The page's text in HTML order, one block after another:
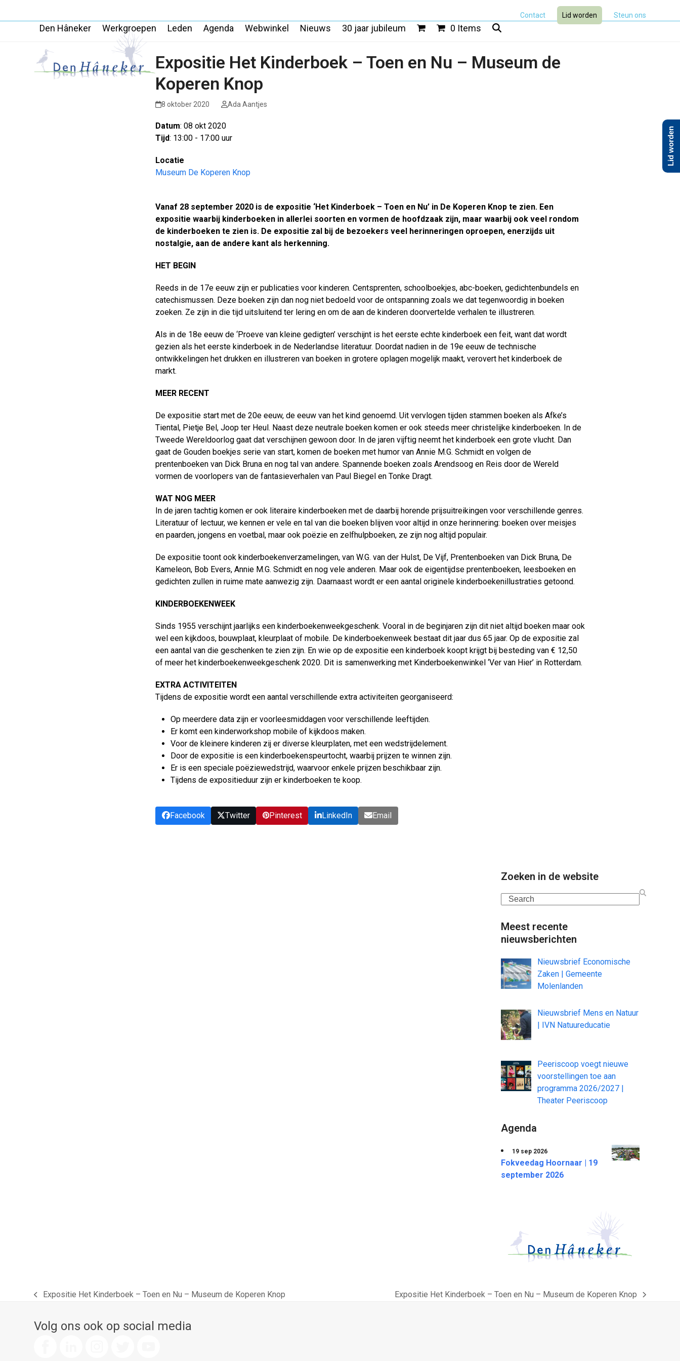
Contact Lid worden Steun ons
Den Hâneker Werkgroepen Leden Agenda Webwinkel Nieuws 30 jaar jubileum 0 Items
Expositie Het Kinderboek – Toen en Nu – Museum de
Koperen Knop
8 oktober 2020 Ada Aantjes
Datum: 08 okt 2020
Tijd: 13:00 - 17:00 uur
Locatie
Museum De Koperen Knop
Vanaf 28 september 2020 is de expositie ‘Het Kinderboek – Toen en Nu’ in De Koperen Knop te zien. Een
expositie waarbij kinderboeken in allerlei soorten en vormen de hoofdzaak zijn, maar waarbij ook veel rondom
de kinderboeken te zien is. De expositie zal bij de bezoekers veel herinneringen oproepen, enerzijds uit
nostalgie, aan de andere kant als herkenning.
HET BEGIN
Reeds in de 17e eeuw zijn er publicaties voor kinderen. Centsprenten, schoolboekjes, abc-boeken, gedichtenbundels en
catechismussen. Deze boeken zijn dan nog niet bedoeld voor de ontspanning zoals we dat tegenwoordig in boeken
zoeken. Ze zijn in die tijd uitsluitend ter lering en om de aan de kinderen doorvertelde verhalen te illustreren.
Als in de 18e eeuw de ‘Proeve van kleine gedigten’ verschijnt is het eerste echte kinderboek een feit, want dat wordt
gezien als het eerste kinderboek in de Nederlandse literatuur. Doordat nadien in de 19e eeuw de technische
ontwikkelingen het drukken en illustreren van boeken in grotere oplagen mogelijk maakt, verovert het kinderboek de
markt.
MEER RECENT
De expositie start met de 20e eeuw, de eeuw van het kind genoemd. Uit vervlogen tijden stammen boeken als Afke’s
Tiental, Pietje Bel, Joop ter Heul. Naast deze neutrale boeken komen er ook steeds meer christelijke kinderboeken. In de
Tweede Wereldoorlog gaat dat verschijnen gewoon door. In de jaren vijftig neemt het kinderboek een grote vlucht. Dan
gaat de Gouden boekjes serie van start, komen de boeken met humor van Annie M.G. Schmidt en volgen de
prentenboeken van Dick Bruna en nog tal van andere. Spannende boeken zoals Arendsoog en Reis door de Wereld
vormen de voorlopers van de fantasieverhalen van Paul Biegel en Tonke Dragt.
WAT NOG MEER
In de jaren tachtig komen er ook literaire kinderboeken met de daarbij horende prijsuitreikingen voor verschillende genres.
Literatuur of lectuur, we kennen er vele en tal van die boeken blijven voor altijd in onze herinnering: boeken over meisjes
en paarden, jongens en voetbal, maar ook poëzie en zelfhulpboeken, ze zijn nog altijd populair.
De expositie toont ook kinderboekenverzamelingen, van W.G. van der Hulst, De Vijf, Prentenboeken van Dick Bruna, De
Kameleon, Bob Evers, Annie M.G. Schmidt en nog vele anderen. Maar ook de eigentijdse prentenboeken, leesboeken en
gedichten zullen in ruime mate aanwezig zijn. Daarnaast wordt er een aantal originele kinderboekenillustraties getoond.
KINDERBOEKENWEEK
Sinds 1955 verschijnt jaarlijks een kinderboekenweekgeschenk. Vooral in de beginjaren zijn dit niet altijd boeken maar ook
wel een kijkdoos, bouwplaat, kleurplaat of mobile. De kinderboekenweek bestaat dit jaar dus 65 jaar. Op de expositie zal
een aantal van die geschenken te zien zijn. En wie op de expositie een kinderboek koopt krijgt bij besteding van € 12,50
of meer het kinderboekenweekgeschenk 2020. Dit is samenwerking met Kinderboekenwinkel ‘Ver van Hier’ in Rotterdam.
EXTRA ACTIVITEITEN
Tijdens de expositie wordt een aantal verschillende extra activiteiten georganiseerd:
Op meerdere data zijn er voorleesmiddagen voor verschillende leeftijden.
Er komt een kinderworkshop mobile of kijkdoos maken.
Voor de kleinere kinderen zij er diverse kleurplaten, met een wedstrijdelement.
Door de expositie is een kinderboekenspeurtocht, waarbij prijzen te winnen zijn.
Er is een speciale poëziewedstrijd, waarvoor enkele prijzen beschikbaar zijn.
Tijdens de expositieduur zijn er kinderboeken te koop.
Facebook Twitter Pinterest LinkedIn Email
Zoeken in de website
Search
Meest recente
nieuwsberichten
Nieuwsbrief Economische
Zaken | Gemeente
Molenlanden
Nieuwsbrief Mens en Natuur
| IVN Natuureducatie
Peeriscoop voegt nieuwe
voorstellingen toe aan
programma 2026/2027 |
Theater Peeriscoop
Agenda
19 sep 2026
Fokveedag Hoornaar | 19
september 2026
previous
Expositie Het Kinderboek – Toen en Nu – Museum de Koperen Knop
next
Expositie Het Kinderboek – Toen en Nu – Museum de Koperen Knop
Volg ons ook op social media
Lid worden